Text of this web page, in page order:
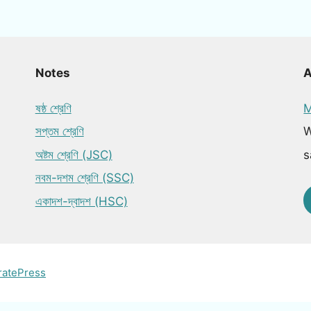
Notes
ষষ্ঠ শ্রেণি
সপ্তম শ্রেণি
অষ্টম শ্রেণি (JSC)
নবম-দশম শ্রেণি (SSC)
একাদশ-দ্বাদশ (HSC)